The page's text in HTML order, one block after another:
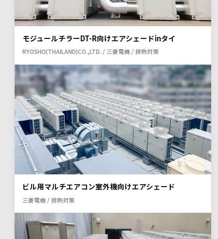
モジュールチラーDT-R向けエアシェードinタイ
RYOSHO(THAILAND)CO.,LTD. / 三菱電機 / 排熱対策
ビル用マルチエアコン室外機向けエアシェード
三菱電機 / 排熱対策